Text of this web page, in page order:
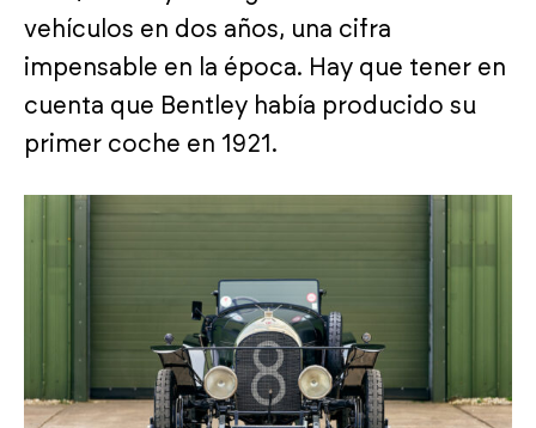
vehículos en dos años, una cifra
impensable en la época. Hay que tener en
cuenta que Bentley había producido su
primer coche en 1921.